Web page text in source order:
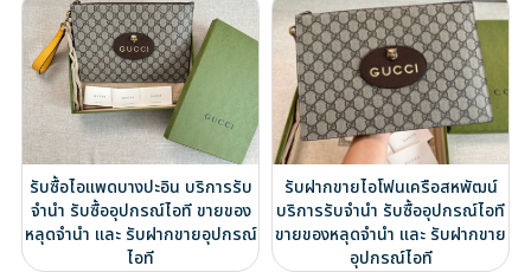
รับซื้อไอแพดบางปะอิน บริการรับ
จำนำ รับซื้ออุปกรณ์ไอที ขายของ
หลุดจำนำ และ รับฝากขายอุปกรณ์
ไอที
รับฝากขายไอโฟนเครือสหพัฒน์
บริการรับจำนำ รับซื้ออุปกรณ์ไอที
ขายของหลุดจำนำ และ รับฝากขาย
อุปกรณ์ไอที